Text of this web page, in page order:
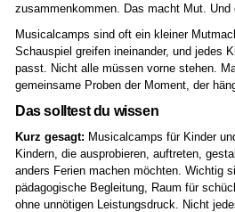
zusammenkommen. Das macht Mut.
Musicalcamps sind oft ein kleiner
Schauspiel greifen ineinander, und jedes
passt. Nicht alle müssen vorne stehen.
gemeinsame Proben der Moment, der
Das solltest du wissen
Kurz gesagt: Musicalcamps für Kinder
Kindern, die ausprobieren, auftreten,
anders Ferien machen möchten. Wichtig
pädagogische Begleitung, Raum für
ohne unnötigen Leistungsdruck. Nicht